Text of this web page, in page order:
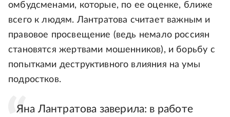
омбудсменами, которые, по ее оценке, ближе
всего к людям. Лантратова считает важным и
правовое просвещение (ведь немало россиян
становятся жертвами мошенников), и борьбу с
попытками деструктивного влияния на умы
подростков.
Яна Лантратова заверила: в работе